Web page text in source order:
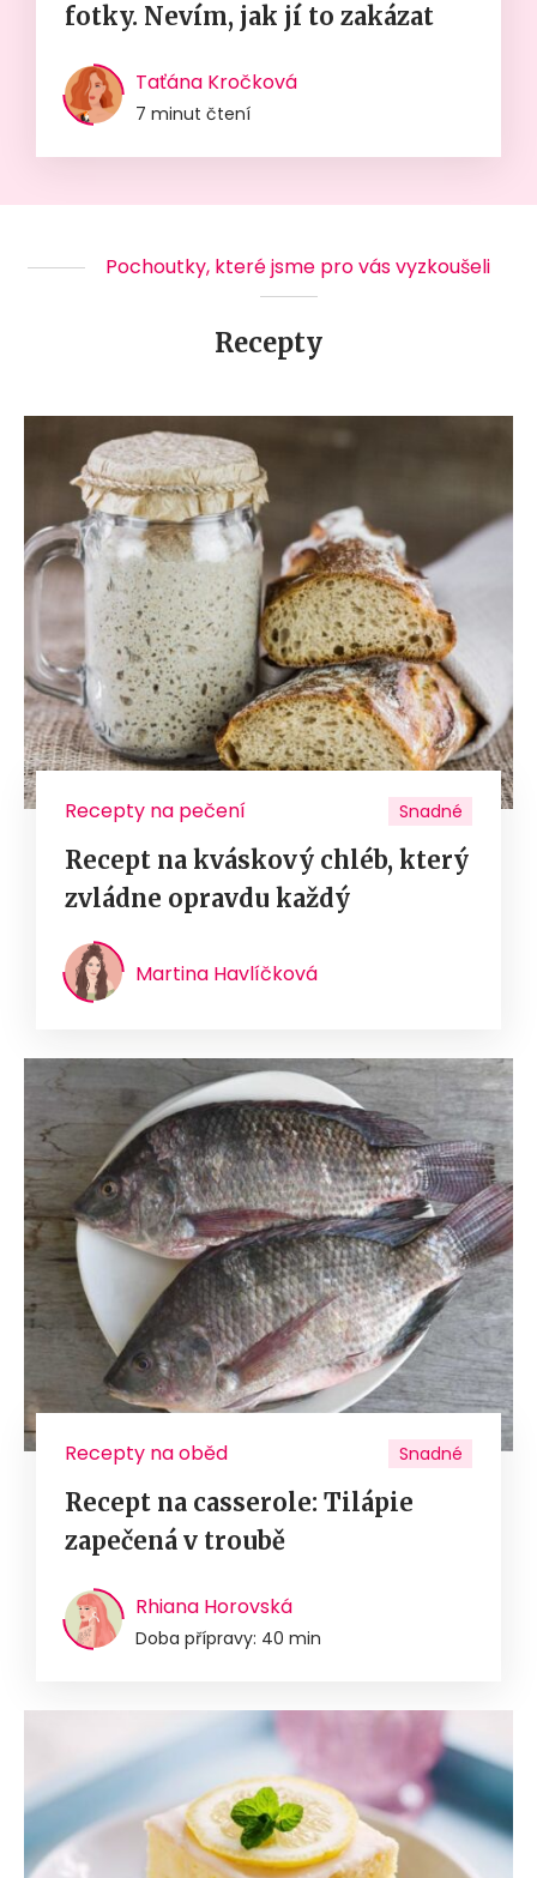
fotky. Nevím, jak jí to zakázat
Taťána Kročková
7 minut čtení
Pochoutky, které jsme pro vás vyzkoušeli
Recepty
Recepty na pečení Snadné
Recept na kváskový chléb, který
zvládne opravdu každý
Martina Havlíčková
Recepty na oběd Snadné
Recept na casserole: Tilápie
zapečená v troubě
Rhiana Horovská
Doba přípravy: 40 min